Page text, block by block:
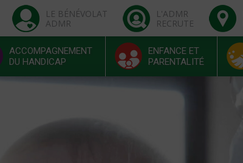
LE BÉNÉVOLAT
ADMR
L'ADMR
RECRUTE
ACCOMPAGNEMENT
DU HANDICAP
ENFANCE ET
PARENTALITÉ